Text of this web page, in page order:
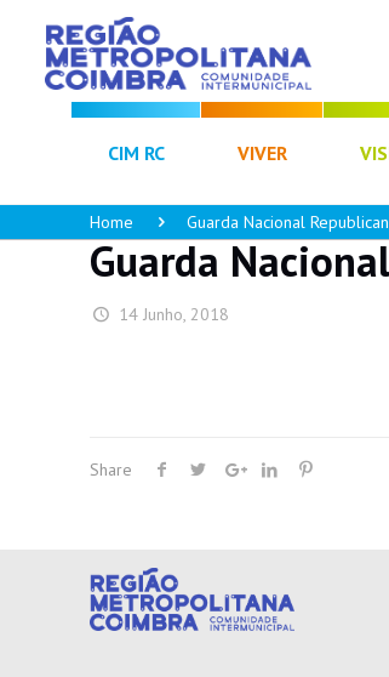
CIM RC VIVER
Home Guarda Nacional
Guarda
14 Junho, 2018
Share